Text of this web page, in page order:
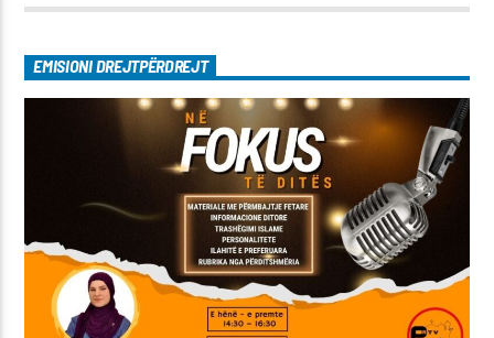
EMISIONI DREJTPËRDREJT